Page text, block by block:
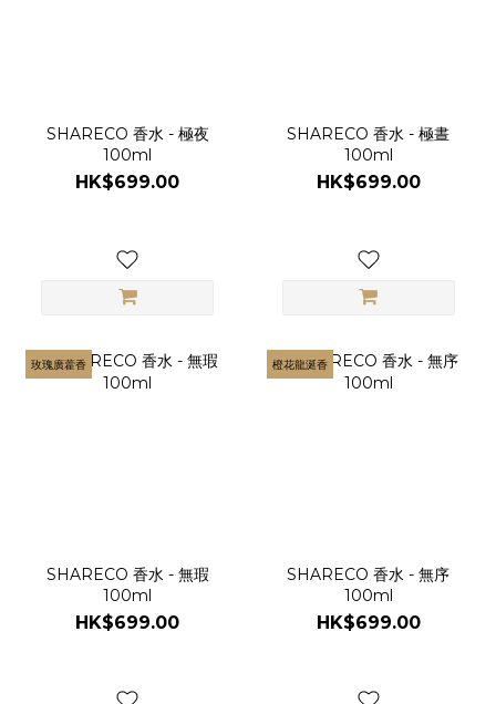
SHARECO 香水 - 極夜
100ml
HK$699.00
SHARECO 香水 - 極晝
100ml
HK$699.00
玫瑰廣藿香
SHARECO 香水 - 無瑕
100ml
HK$699.00
橙花龍涎香
SHARECO 香水 - 無序
100ml
HK$699.00